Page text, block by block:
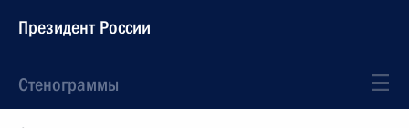
Президент России
Стенограммы